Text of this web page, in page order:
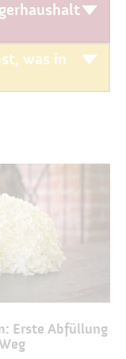
was in
Erste Abfüllung